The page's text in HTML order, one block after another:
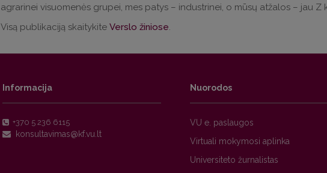
agrarinei visuomenės grupei, mes patys – industrinei, o mūsų atžalos – jau Z
Visą publikaciją skaitykite Verslo žiniose.
Informacija
+370 5 236 6115
Nuorodos
VU e. paslaugos
Virtuali mokymosi aplinka
Universiteto žurnalistas